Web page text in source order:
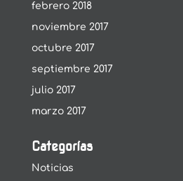
febrero 2018
noviembre 2017
octubre 2017
septiembre 2017
julio 2017
marzo 2017
Categorías
Noticias